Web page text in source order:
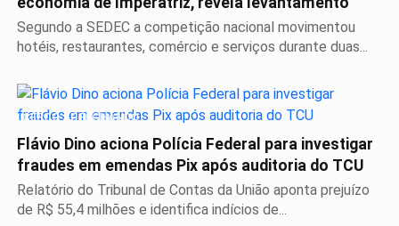
Segundo a SEDEC a competição nacional movimentou
hotéis, restaurantes, comércio e serviços durante duas...
CERCO SE FECHANDO
Flávio Dino aciona Polícia Federal para investigar
fraudes em emendas Pix após auditoria do TCU
Relatório do Tribunal de Contas da União aponta prejuízo
de R$ 55,4 milhões e identifica indícios de...